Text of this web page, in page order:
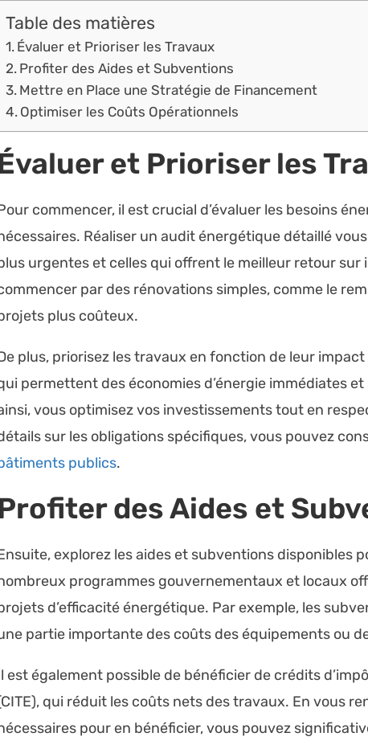
Table des matières
Évaluer et Prioriser les Travaux
Profiter des Aides et Subventions
Mettre en Place une Stratégie de Financement
Optimiser les Coûts Opérationnels
et Prioriser les
commencer, il est crucial d’évaluer les besoins
Réaliser un audit énergétique détaillé
urgentes et celles qui offrent le meilleur retour
par des rénovations simples, comme le
plus coûteux.
plus, priorisez les travaux en fonction de leur
permettent des économies d’énergie immédiates
vous optimisez vos investissements tout en
sur les obligations spécifiques, vous pouvez
publics.
des Aides et
explorez les aides et subventions disponibles
programmes gouvernementaux et locaux
d’efficacité énergétique. Par exemple, les
partie importante des coûts des équipements ou
est également possible de bénéficier de crédits
qui réduit les coûts nets des travaux. En vous
pour en bénéficier, vous pouvez